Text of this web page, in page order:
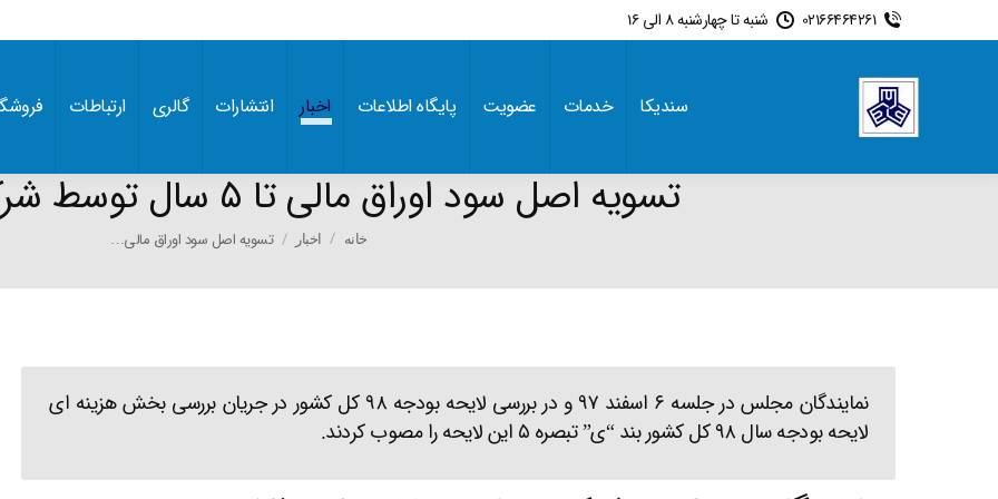
02166464261 شنبه تا چهارشنبه 8 الی 16
سندیکا خدمات عضویت پایگاه اطلاعات اخبار انتشارات گالری ارتباطات
تسویه اصل سود اوراق مالی تا ۵ سال توسط شرکتهای دولتی
You are here:
خانه اخبار تسویه اصل سود اوراق مالی…
نمایندگان مجلس در جلسه ۶ اسفند ۹۷ و در بررسی لایحه بودجه ۹۸ کل کشور در جریان بررسی بخش هزینه ای
لایحه بودجه سال ۹۸ کل کشور بند “ی” تبصره ۵ این لایحه را مصوب کردند.